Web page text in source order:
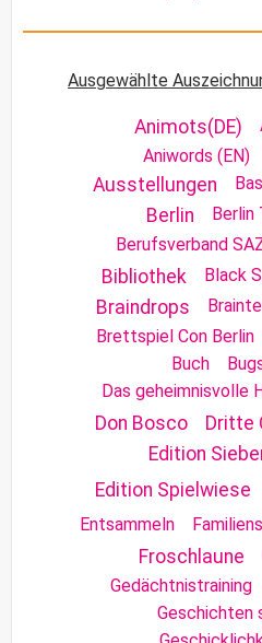
Ausgewählte
Animots(DE)
Aniwords (EN)
Ausstellungen
Berlin
Berufsverband
Bibliothek
Black
Braindrops
Brettspiel Con Berlin
Buch
Das geheimnisvolle
Don Bosco
Dritte
Edition
Edition Spielwiese
Entsammeln
Froschlaune
Gedächtnistraining
Geschichten